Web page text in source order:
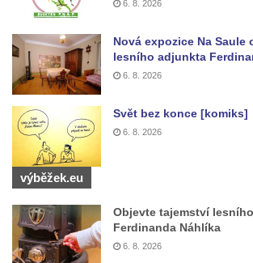
6. 8. 2026
Nová expozice Na Saule
lesního adjunkta
6. 8. 2026
Svět bez konce [komiks]
6. 8. 2026
výběžek.eu
Objevte tajemství
Ferdinanda Náhlíka
6. 8. 2026